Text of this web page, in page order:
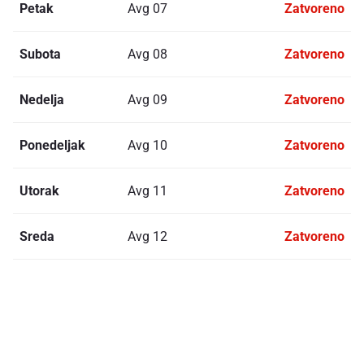
Petak Avg 07 Zatvoreno
Subota Avg 08 Zatvoreno
Nedelja Avg 09 Zatvoreno
Ponedeljak Avg 10 Zatvoreno
Utorak Avg 11 Zatvoreno
Sreda Avg 12 Zatvoreno